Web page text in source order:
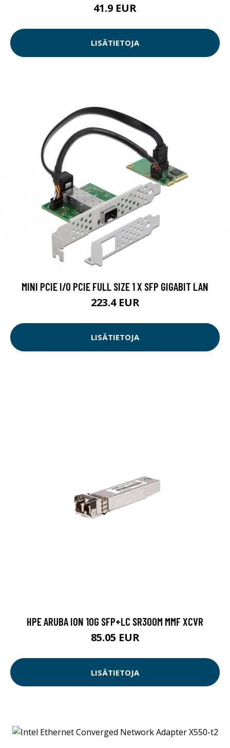
41.9 EUR
LISÄTIETOJA
MINI PCIE I/O PCIE FULL SIZE 1 X SFP GIGABIT LAN
223.4 EUR
LISÄTIETOJA
HPE ARUBA ION 10G SFP+LC SR300M MMF XCVR
85.05 EUR
LISÄTIETOJA